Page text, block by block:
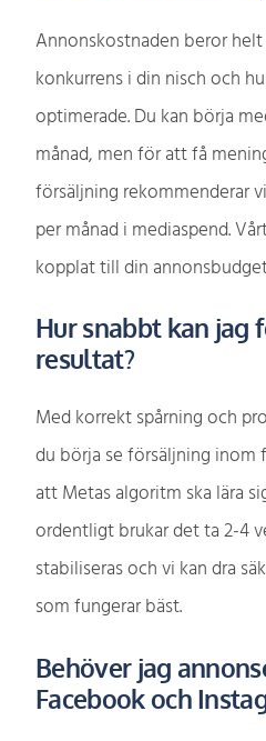
Annonskostnaden beror
konkurrens i din nisch och
optimerade. Du kan börja
månad, men för att få
försäljning rekommenderar
per månad i mediaspend.
kopplat till din
Hur snabbt kan jag
resultat?
Med korrekt spårning och
du börja se försäljning inom
att Metas algoritm ska lära
ordentligt brukar det ta 2-4
stabiliseras och vi kan dra
som fungerar bäst.
Behöver jag
Facebook och